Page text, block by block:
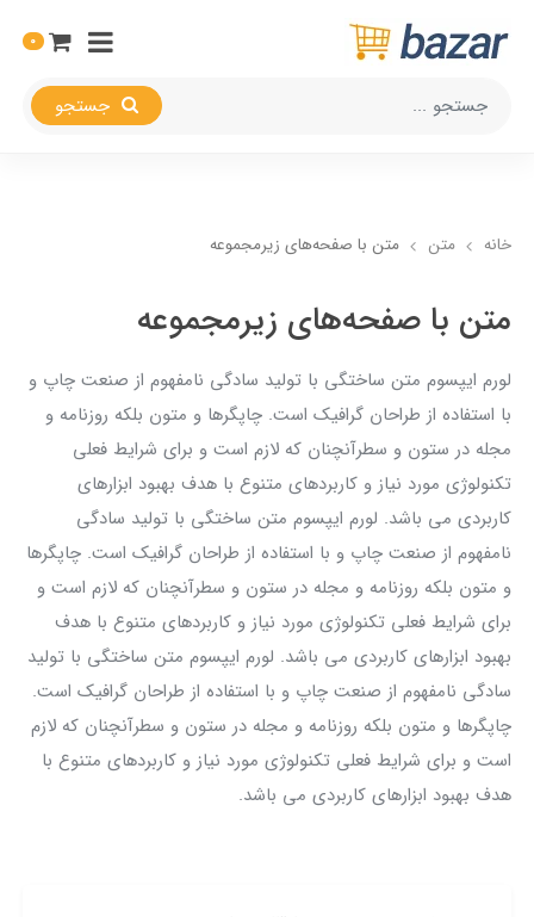
0
خانه متن متن با صفحه‌های زیرمجموعه
متن با صفحه‌های زیرمجموعه
لورم ایپسوم متن ساختگی با تولید سادگی نامفهوم از صنعت چاپ و
با استفاده از طراحان گرافیک است. چاپگرها و متون بلکه روزنامه و
مجله در ستون و سطرآنچنان که لازم است و برای شرایط فعلی
تکنولوژی مورد نیاز و کاربردهای متنوع با هدف بهبود ابزارهای
کاربردی می باشد. لورم ایپسوم متن ساختگی با تولید سادگی
نامفهوم از صنعت چاپ و با استفاده از طراحان گرافیک است. چاپگرها
و متون بلکه روزنامه و مجله در ستون و سطرآنچنان که لازم است و
برای شرایط فعلی تکنولوژی مورد نیاز و کاربردهای متنوع با هدف
بهبود ابزارهای کاربردی می باشد. لورم ایپسوم متن ساختگی با تولید
سادگی نامفهوم از صنعت چاپ و با استفاده از طراحان گرافیک است.
چاپگرها و متون بلکه روزنامه و مجله در ستون و سطرآنچنان که لازم
است و برای شرایط فعلی تکنولوژی مورد نیاز و کاربردهای متنوع با
هدف بهبود ابزارهای کاربردی می باشد.